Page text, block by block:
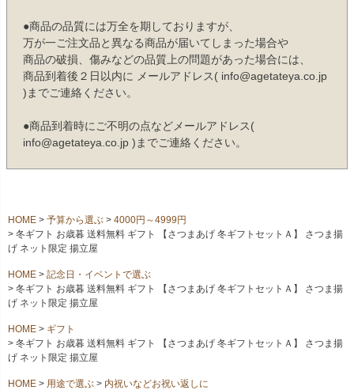
●商品の品質には万全を期しておりますが、
万が一ご注文品と異なる商品が届いてしまった場合や
商品の破損、傷みなどの品質上の問題があった場合には、
商品到着後２日以内に メールアドレス( info@agetateya.co.jp
)までご連絡ください。
●商品到着時にご不明の点などメールアドレス(
info@agetateya.co.jp )までご連絡ください。
HOME 予算から選ぶ
4000円～4999円
冬ギフト お歳暮 送料無料 ギフト 【さつまあげ 冬ギフトセットＡ】 さつま揚
げ ネット限定 揚立屋
HOME
記念日・イベントで選ぶ
冬ギフト お歳暮 送料無料 ギフト 【さつまあげ 冬ギフトセットＡ】 さつま揚
げ ネット限定 揚立屋
HOME
ギフト
冬ギフト お歳暮 送料無料 ギフト 【さつまあげ 冬ギフトセットＡ】 さつま揚
げ ネット限定 揚立屋
HOME 用途で選ぶ
内祝いなどお祝い返しに